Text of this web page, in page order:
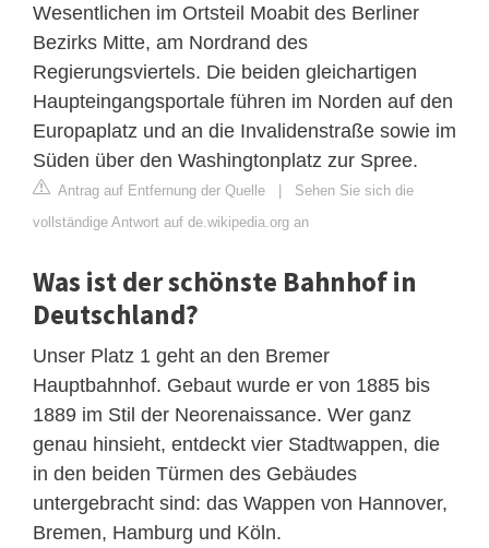
Wesentlichen im Ortsteil Moabit des Berliner
Bezirks Mitte, am Nordrand des
Regierungsviertels. Die beiden gleichartigen
Haupteingangsportale führen im Norden auf den
Europaplatz und an die Invalidenstraße sowie im
Süden über den Washingtonplatz zur Spree.
Antrag auf Entfernung der Quelle | Sehen Sie sich die
vollständige Antwort auf de.wikipedia.org an
Was ist der schönste Bahnhof in
Deutschland?
Unser Platz 1 geht an den Bremer
Hauptbahnhof. Gebaut wurde er von 1885 bis
1889 im Stil der Neorenaissance. Wer ganz
genau hinsieht, entdeckt vier Stadtwappen, die
in den beiden Türmen des Gebäudes
untergebracht sind: das Wappen von Hannover,
Bremen, Hamburg und Köln.